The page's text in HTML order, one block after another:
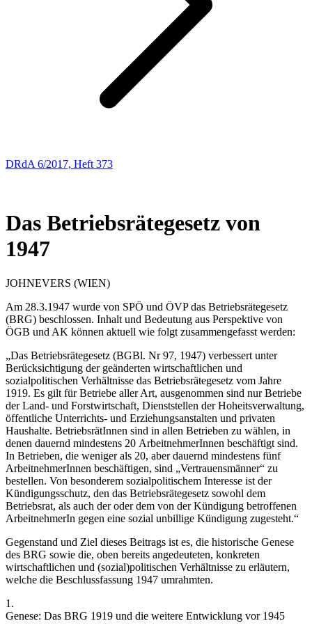
DRdA 6/2017, Heft 373
Das Betriebsrätegesetz von
1947
JOHNEVERS (WIEN)
Am 28.3.1947 wurde von SPÖ und ÖVP das Betriebsrätegesetz
(BRG) beschlossen. Inhalt und Bedeutung aus Perspektive von
ÖGB und AK können aktuell wie folgt zusammengefasst werden:
„Das Betriebsrätegesetz (BGBl. Nr 97, 1947) verbessert unter
Berücksichtigung der geänderten wirtschaftlichen und
sozialpolitischen Verhältnisse das Betriebsrätegesetz vom Jahre
1919. Es gilt für Betriebe aller Art, ausgenommen sind nur Betriebe
der Land- und Forstwirtschaft, Dienststellen der Hoheitsverwaltung,
öffentliche Unterrichts- und Erziehungsanstalten und privaten
Haushalte. BetriebsrätInnen sind in allen Betrieben zu wählen, in
denen dauernd mindestens 20 ArbeitnehmerInnen beschäftigt sind.
In Betrieben, die weniger als 20, aber dauernd mindestens fünf
ArbeitnehmerInnen beschäftigen, sind „Vertrauensmänner“ zu
bestellen. Von besonderem sozialpolitischem Interesse ist der
Kündigungsschutz, den das Betriebsrätegesetz sowohl dem
Betriebsrat, als auch der oder dem von der Kündigung betroffenen
ArbeitnehmerIn gegen eine sozial unbillige Kündigung zugesteht.“
Gegenstand und Ziel dieses Beitrags ist es, die historische Genese
des BRG sowie die, oben bereits angedeuteten, konkreten
wirtschaftlichen und (sozial)politischen Verhältnisse zu erläutern,
welche die Beschlussfassung 1947 umrahmten.
1.
Genese: Das BRG 1919 und die weitere Entwicklung vor 1945